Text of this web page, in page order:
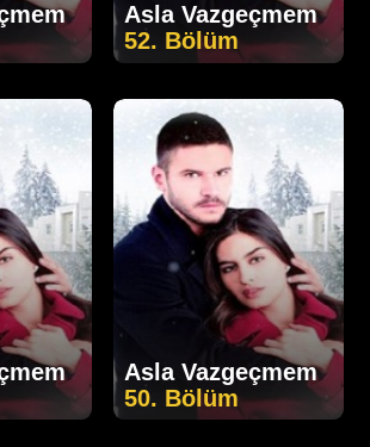
Asla Vazgeçmem
52. Bölüm
Asla Vazgeçmem
50. Bölüm